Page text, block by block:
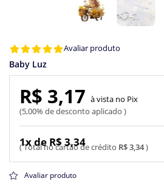
Avaliar produto
Baby Luz
R$ 3,34
1x de R$ 3,34
R$ 3,17
5,00% de desconto aplicado
Pix
Avaliar produto